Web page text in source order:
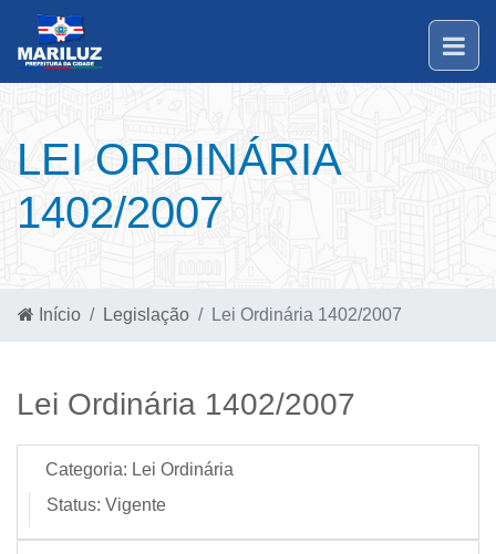
LEI ORDINÁRIA
1402/2007
Início Legislação Lei Ordinária 1402/2007
Lei Ordinária 1402/2007
Categoria: Lei Ordinária
Status: Vigente